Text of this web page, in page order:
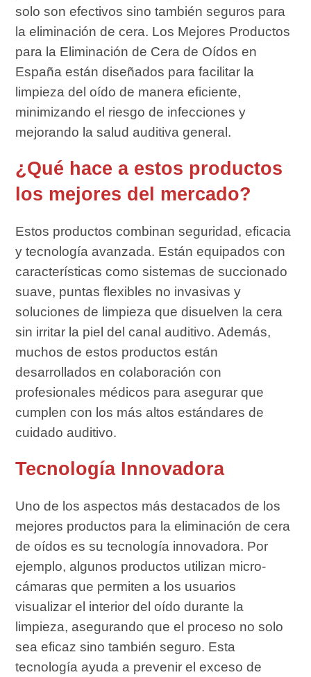
solo son efectivos sino también seguros para
la eliminación de cera. Los Mejores Productos
para la Eliminación de Cera de Oídos en
España están diseñados para facilitar la
limpieza del oído de manera eficiente,
minimizando el riesgo de infecciones y
mejorando la salud auditiva general.
¿Qué hace a estos productos
los mejores del mercado?
Estos productos combinan seguridad, eficacia
y tecnología avanzada. Están equipados con
características como sistemas de succionado
suave, puntas flexibles no invasivas y
soluciones de limpieza que disuelven la cera
sin irritar la piel del canal auditivo. Además,
muchos de estos productos están
desarrollados en colaboración con
profesionales médicos para asegurar que
cumplen con los más altos estándares de
cuidado auditivo.
Tecnología Innovadora
Uno de los aspectos más destacados de los
mejores productos para la eliminación de cera
de oídos es su tecnología innovadora. Por
ejemplo, algunos productos utilizan micro-
cámaras que permiten a los usuarios
visualizar el interior del oído durante la
limpieza, asegurando que el proceso no solo
sea eficaz sino también seguro. Esta
tecnología ayuda a prevenir el exceso de